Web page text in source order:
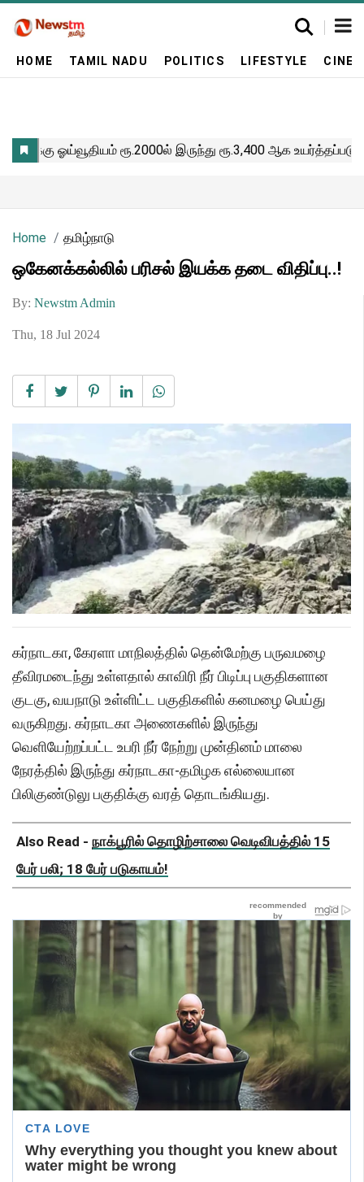
HOME TAMIL NADU POLITICS LIFESTYLE
Home தமிழ்நாடு
ஒகேனக்கல்லில் பரிசல் இயக்க தடை விதிப்பு..!
By: Newstm Admin
Thu, 18 Jul 2024
கர்நாடகா, கேரளா மாநிலத்தில் தென்மேற்கு பருவமழை
தீவிரமடைந்து உள்ளதால் காவிரி நீர் பிடிப்பு பகுதிகளான
குடகு, வயநாடு உள்ளிட்ட பகுதிகளில் கனமழை பெய்து
வருகிறது. கர்நாடகா அணைகளில் இருந்து
வெளியேற்றப்பட்ட உபரி நீர் நேற்று முன்தினம் மாலை
நேரத்தில் இருந்து கர்நாடகா-தமிழக எல்லையான
பிலிகுண்டுலு பகுதிக்கு வரத் தொடங்கியது.
Also Read - நாக்பூரில் தொழிற்சாலை வெடிவிபத்தில் 15
பேர் பலி; 18 பேர் படுகாயம்!